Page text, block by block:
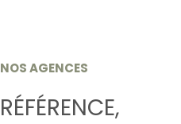
NOS AGENCES
RÉFÉRENCE,